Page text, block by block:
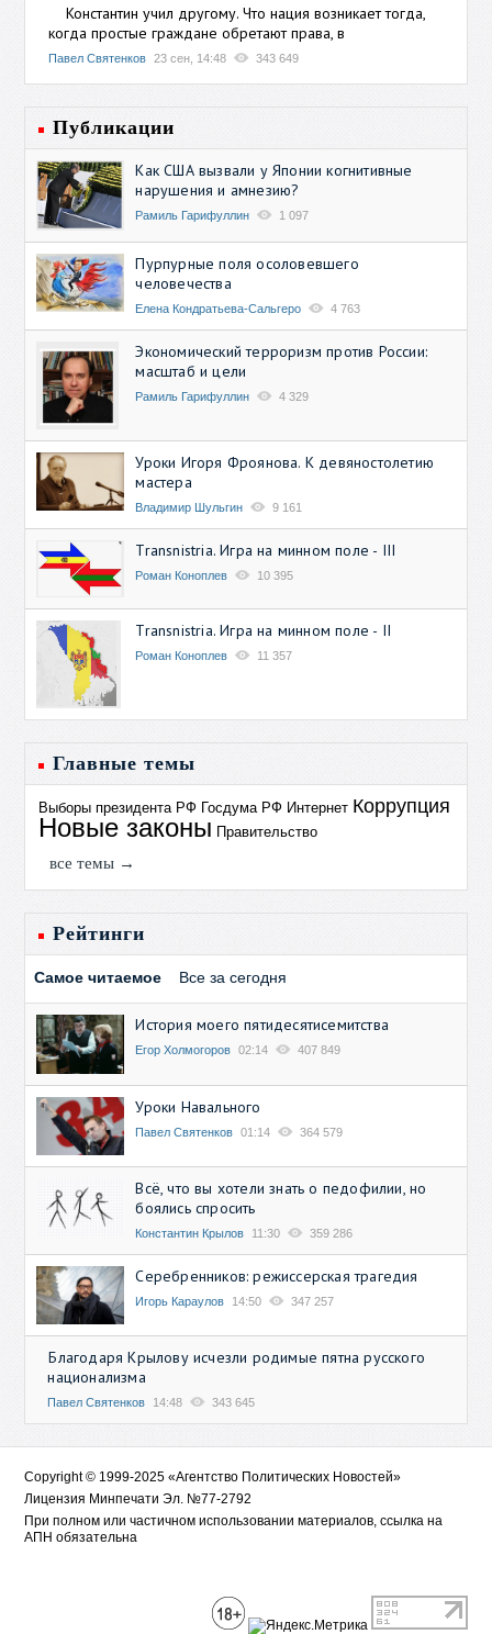
Константин учил другому. Что нация возникает тогда,
когда простые граждане обретают права, в
Павел Святенков 23 сен, 14:48 343 649
Публикации
Как США вызвали у Японии когнитивные
нарушения и амнезию?
Рамиль Гарифуллин 1 097
Пурпурные поля осоловевшего
человечества
Елена Кондратьева-Сальгеро 4 763
Экономический терроризм против России:
масштаб и цели
Рамиль Гарифуллин 4 329
Уроки Игоря Фроянова. К девяностолетию
мастера
Владимир Шульгин 9 161
Transnistria. Игра на минном поле - III
Роман Коноплев 10 395
Transnistria. Игра на минном поле - II
Роман Коноплев 11 357
Главные темы
Выборы президента РФ Госдума РФ Интернет Коррупция
Новые законы Правительство
все темы →
Рейтинги
Самое читаемое Все за сегодня
История моего пятидесятисемитства
Егор Холмогоров 02:14 407 849
Уроки Навального
Павел Святенков 01:14 364 579
Всё, что вы хотели знать о педофилии, но
боялись спросить
Константин Крылов 11:30 359 286
Серебренников: режиссерская трагедия
Игорь Караулов 14:50 347 257
Благодаря Крылову исчезли родимые пятна русского
национализма
Павел Святенков 14:48 343 645
Copyright © 1999-2025 «Агентство Политических Новостей»
Лицензия Минпечати Эл. №77-2792
При полном или частичном использовании материалов, ссылка на
АПН обязательна